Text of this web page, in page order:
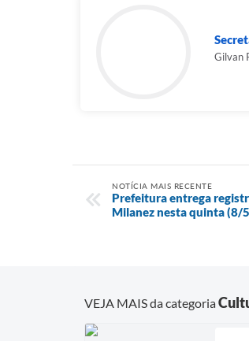
Gilvan
NOTÍCIA MAIS RECENTE
Prefeitura entrega
Milanez nesta quinta (8/
VEJA MAIS da categoria